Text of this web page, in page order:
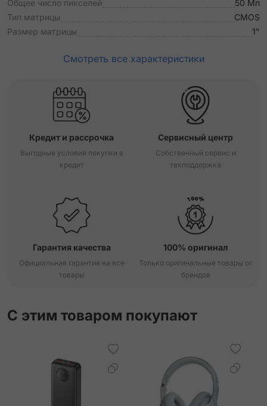
Общее число пикселей
50 Мп
Тип матрицы
CMOS
Размер матрицы
1"
Смотреть все характеристики
Кредит и рассрочка
Выгодные условия покупки в
кредит
Сервисный центр
Собственный сервис и
техподдержка
Гарантия качества
Официальная гарантия на все
товары
100% оригинал
Только оригинальные товары от
брендов
С этим товаром покупают